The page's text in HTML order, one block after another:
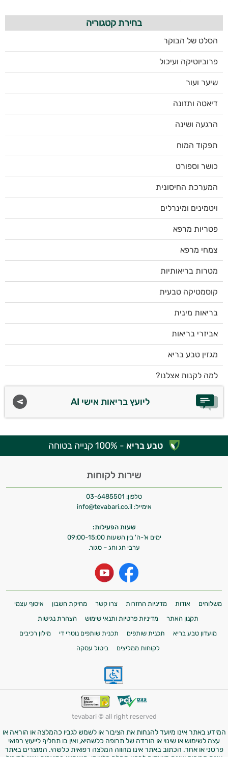
בחירת קטגוריה
הסלט של הבוקר
פרוביוטיקה ועיכול
שיער ועור
דיאטה ותזונה
הרגעה ושינה
תפקוד המוח
כושר וספורט
המערכת החיסונית
ויטמינים ומינרלים
פטריות מרפא
צמחי מרפא
מטרות בריאותיות
קוסמטיקה טבעית
בריאות מינית
אביזרי בריאות
מגזין טבע בריא
למה לקנות אצלנו?
ליועץ בריאות אישי AI
טבע בריא - 100% קנייה בטוחה
שירות לקוחות
טלפון: 03-6485501
אימייל: info@tevabari.co.il
שעות הפעילות:
ימים א'-ה' בין השעות 09:00-15:00
ערבי חג וחג – סגור.
משלוחים אודות מדיניות החזרות צרו קשר מחיקת חשבון
איסוף עצמי
תקנון האתר
מדיניות פרטיות ותנאי שימוש
הצהרת נגישות
מועדון טבע בריא
תכנית שותפים תכנית שותפים נוטרי די
מילון רכיבים
לקוחות ממליצים
ביטול עסקה
tevabari © all right reserved
המידע באתר אינו מיועד להנחות את הציבור או לשמש לגביו כהמלצה או הוראה או
עצה לשימוש או שינוי או הורדה של תרופה כלשהיא, ואין בו תחליף לייעוץ רפואי
פרטני או אחר. הכתוב באתר אינו מהווה המלצה רפואית כלשהי. המוצרים באתר